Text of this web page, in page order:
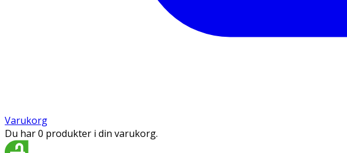
Varukorg
Du har 0 produkter i din varukorg.